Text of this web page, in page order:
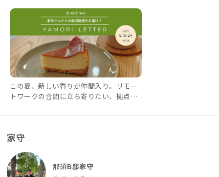
で11分 ・那須ガーデンアウトレット：車で13分 その他 ・森林
浴一万歩の森（公園）：徒歩14分 ・那須千本松牧場：車で17分
・南ケ丘牧場：車で20分 ・那須ハイランドパーク：車で25分
この夏、新しい香りが仲間入り。リモー
トワークの合間に立ち寄りたい、拠点併
家守
那須B邸家守